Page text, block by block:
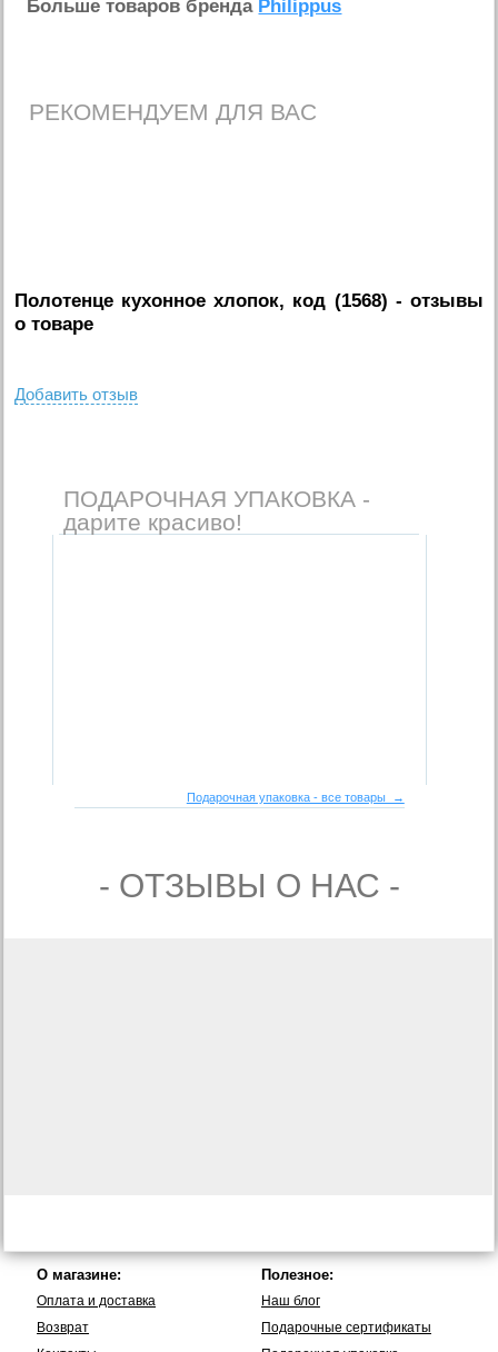
Больше товаров бренда Philippus
РЕКОМЕНДУЕМ ДЛЯ ВАС
Полотенце кухонное хлопок, код (1568) - отзывы
о товаре
Добавить отзыв
ПОДАРОЧНАЯ УПАКОВКА -
дарите красиво!
Подарочная упаковка - все товары →
- ОТЗЫВЫ О НАС -
О магазине:
Оплата и доставка
Возврат
Полезное:
Наш блог
Подарочные сертификаты